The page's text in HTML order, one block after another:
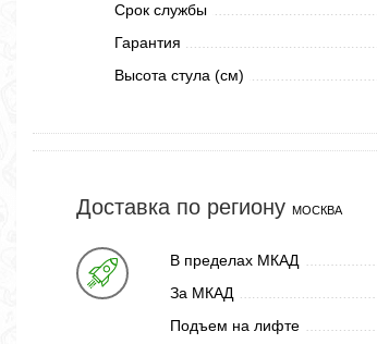
Срок службы
Гарантия
Высота стула (см)
Доставка по региону МОСКВА
В пределах МКАД
За МКАД
Подъем на лифте